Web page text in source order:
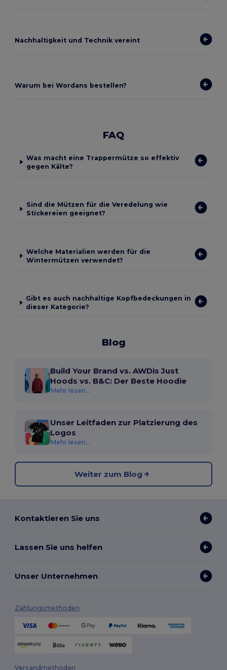
Nachhaltigkeit und Technik vereint
Warum bei Wordans bestellen?
FAQ
Was macht eine Trappermütze so effektiv
gegen Kälte?
Sind die Mützen für die Veredelung wie
Stickereien geeignet?
Welche Materialien werden für die
Wintermützen verwendet?
Gibt es auch nachhaltige Kopfbedeckungen in
dieser Kategorie?
Blog
Build Your Brand vs. AWDis Just
Hoods vs. B&C: Der Beste Hoodie
Mehr lesen...
Unser Leitfaden zur Platzierung des
Logos
Mehr lesen...
Weiter zum Blog
Kontaktieren Sie uns
Lassen Sie uns helfen
Unser Unternehmen
Zahlungsmethoden
Versandmethoden